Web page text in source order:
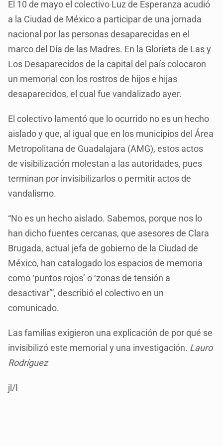
El 10 de mayo el colectivo Luz de Esperanza acudió
a la Ciudad de México a participar de una jornada
nacional por las personas desaparecidas en el
marco del Día de las Madres. En la Glorieta de Las y
Los Desaparecidos de la capital del país colocaron
un memorial con los rostros de hijos e hijas
desaparecidos, el cual fue vandalizado ayer.
El colectivo lamentó que lo ocurrido no es un hecho
aislado y que, al igual que en los municipios del Área
Metropolitana de Guadalajara (AMG), estos actos
de visibilización molestan a las autoridades, pues
terminan por invisibilizarlos o permitir actos de
vandalismo.
“No es un hecho aislado. Sabemos, porque nos lo
han dicho fuentes cercanas, que asesores de Clara
Brugada, actual jefa de gobierno de la Ciudad de
México, han catalogado los espacios de memoria
como ‘puntos rojos’ o ‘zonas de tensión a
desactivar’”, describió el colectivo en un
comunicado.
Las familias exigieron una explicación de por qué se
invisibilizó este memorial y una investigación. Lauro
Rodríguez
jl/I